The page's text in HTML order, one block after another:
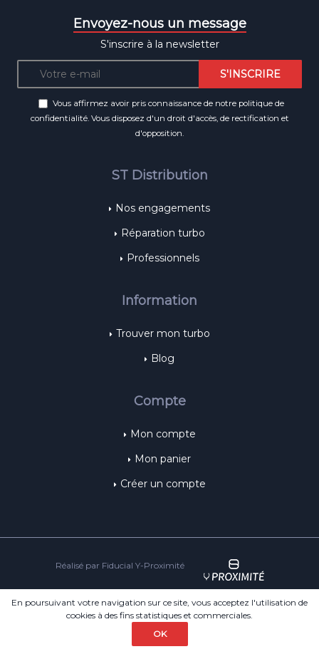
Envoyez-nous un message
S'inscrire à la newsletter
Vous affirmez avoir pris connaissance de notre politique de
confidentialité. Vous disposez d'un droit d'accès, de rectification et
d'opposition.
ST Distribution
Nos engagements
Réparation turbo
Professionnels
Information
Trouver mon turbo
Blog
Compte
Mon compte
Mon panier
Créer un compte
Réalisé par Fiducial Y-Proximité
Mentions légales
Conditions Générales de Vente
En poursuivant votre navigation sur ce site, vous acceptez l'utilisation de
cookies à des fins statistiques et commerciales.
OK